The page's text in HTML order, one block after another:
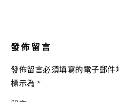
發佈留言
發佈留言必須填寫的電子郵件
標示為*